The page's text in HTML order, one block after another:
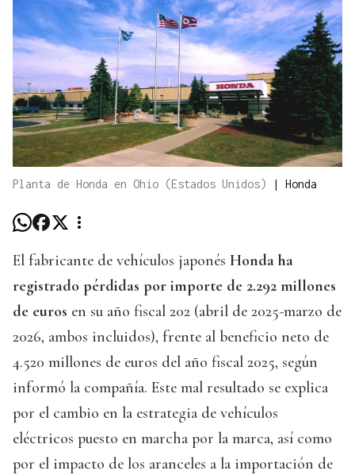
Planta de Honda en Ohio (Estados Unidos) | Honda
El fabricante de vehículos japonés Honda ha
registrado pérdidas por importe de 2.292 millones
de euros en su año fiscal 202 (abril de 2025-marzo de
2026, ambos incluidos), frente al beneficio neto de
4.520 millones de euros del año fiscal 2025, según
informó la compañía. Este mal resultado se explica
por el cambio en la estrategia de vehículos
eléctricos puesto en marcha por la marca, así como
por el impacto de los aranceles a la importación de